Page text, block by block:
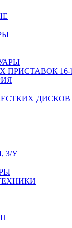
16-
ДИСКОВ
З/У